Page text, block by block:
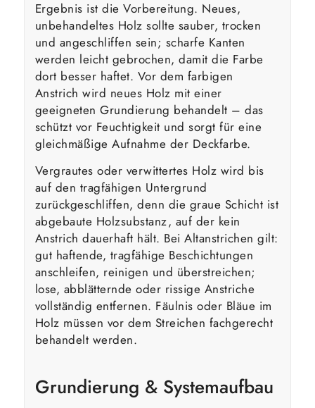
Ergebnis ist die Vorbereitung. Neues,
unbehandeltes Holz sollte sauber, trocken
und angeschliffen sein; scharfe Kanten
werden leicht gebrochen, damit die Farbe
dort besser haftet. Vor dem farbigen
Anstrich wird neues Holz mit einer
geeigneten Grundierung behandelt – das
schützt vor Feuchtigkeit und sorgt für eine
gleichmäßige Aufnahme der Deckfarbe.
Vergrautes oder verwittertes Holz wird bis
auf den tragfähigen Untergrund
zurückgeschliffen, denn die graue Schicht ist
abgebaute Holzsubstanz, auf der kein
Anstrich dauerhaft hält. Bei Altanstrichen gilt:
gut haftende, tragfähige Beschichtungen
anschleifen, reinigen und überstreichen;
lose, abblätternde oder rissige Anstriche
vollständig entfernen. Fäulnis oder Bläue im
Holz müssen vor dem Streichen fachgerecht
behandelt werden.
Grundierung & Systemaufbau